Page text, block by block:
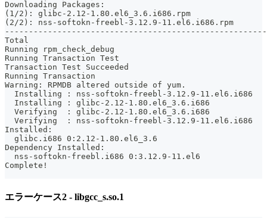
Downloading Packages:
(1/2): glibc-2.12-1.80.el6_3.6.i686.rpm
(2/2): nss-softokn-freebl-3.12.9-
Total
Running rpm_check_debug
Running Transaction Test
Transaction Test Succeeded
Running Transaction
Warning: RPMDB altered outside of yum.
Installing : nss-softokn-freebl-3.12.9-11.el6.i686
Installing : glibc-2.12-1.80.el6_3.6.i686
Verifying  : glibc-2.12-1.80.el6_3.6.i686
Verifying  : nss-softokn-freebl-3.12.9-11.el6.i686
Installed:
  glibc.i686 0:2.12-1.80.el6_3.6
Dependency Installed:
  nss-softokn-freebl.i686 0:3.12.9-11.el6
Complete!
エラーケース2 - libgcc_s.so.1